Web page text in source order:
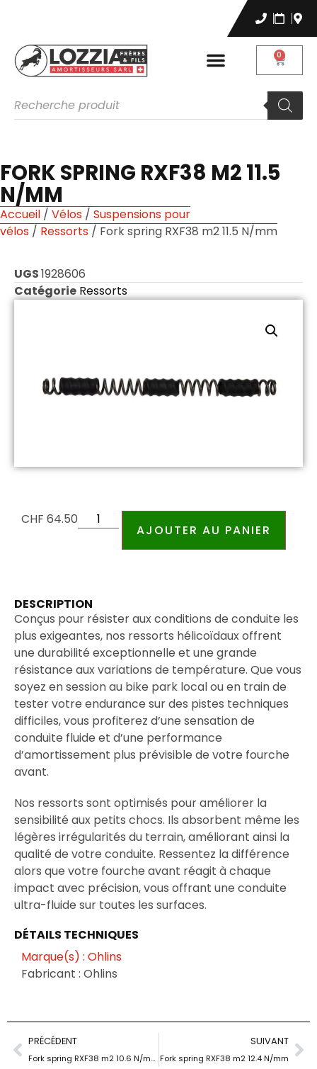
0
FORK SPRING RXF38 M2 11.5
N/MM
Accueil / Vélos / Suspensions pour
vélos / Ressorts / Fork spring RXF38 m2 11.5 N/mm
UGS1928606
Catégorie Ressorts
CHF 64.50
AJOUTER AU PANIER
DESCRIPTION
Conçus pour résister aux conditions de conduite les
plus exigeantes, nos ressorts hélicoïdaux offrent
une durabilité exceptionnelle et une grande
résistance aux variations de température. Que vous
soyez en session au bike park local ou en train de
tester votre endurance sur des pistes techniques
difficiles, vous profiterez d’une sensation de
conduite fluide et d’une performance
d’amortissement plus prévisible de votre fourche
avant.
Nos ressorts sont optimisés pour améliorer la
sensibilité aux petits chocs. Ils absorbent même les
légères irrégularités du terrain, améliorant ainsi la
qualité de votre conduite. Ressentez la différence
alors que votre fourche avant réagit à chaque
impact avec précision, vous offrant une conduite
ultra-fluide sur toutes les surfaces.
DÉTAILS TECHNIQUES
Marque(s) : Ohlins
Fabricant : Ohlins
PRÉCÉDENT
Fork spring RXF38 m2 10.6 N/mm
SUIVANT
Fork spring RXF38 m2 12.4 N/mm